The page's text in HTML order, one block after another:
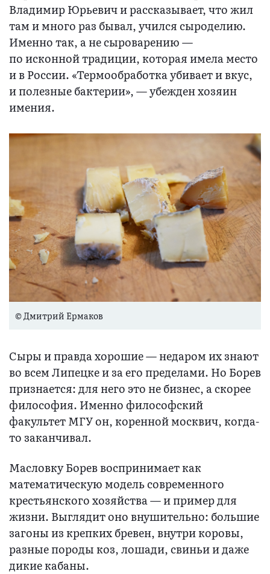
Владимир Юрьевич и рассказывает, что жил
там и много раз бывал, учился сыроделию.
Именно так, а не сыроварению —
по исконной традиции, которая имела место
и в России. «Термообработка убивает и вкус,
и полезные бактерии», — убежден хозяин
имения.
© Дмитрий Ермаков
Сыры и правда хорошие — недаром их знают
во всем Липецке и за его пределами. Но Борев
признается: для него это не бизнес, а скорее
философия. Именно философский
факультет МГУ он, коренной москвич, когда-
то заканчивал.
Масловку Борев воспринимает как
математическую модель современного
крестьянского хозяйства — и пример для
жизни. Выглядит оно внушительно: большие
загоны из крепких бревен, внутри коровы,
разные породы коз, лошади, свиньи и даже
дикие кабаны.